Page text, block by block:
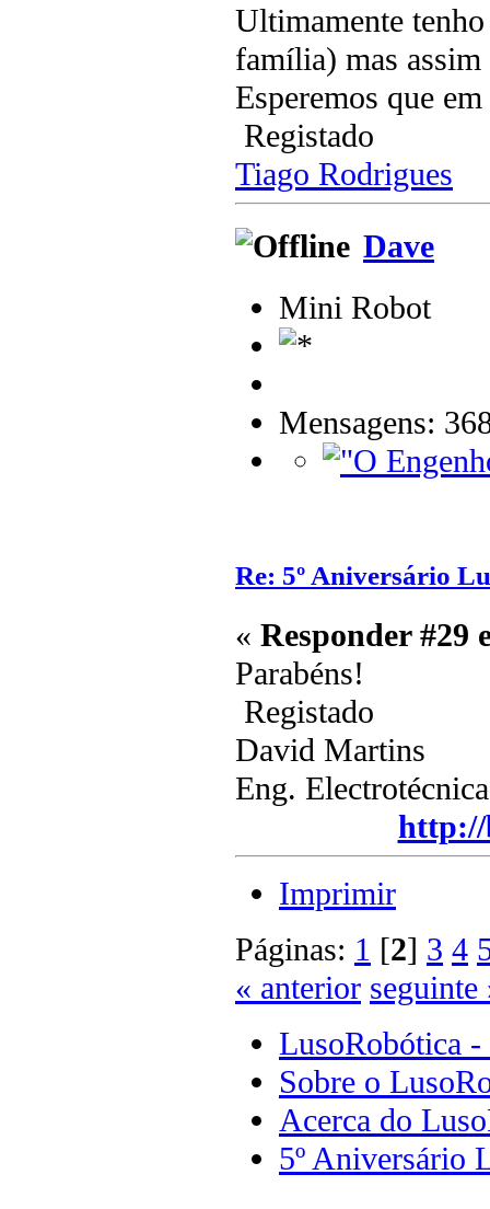
Ultimamente
família) mas
Esperemos que
Registado
Tiago Rodrigues
Dave
Mini Robot
Mensagens:
Re: 5º Aniversário
« Responder #29
Parabéns!
Registado
David Martins
Eng.
http://
Imprimir
Páginas: 1 [2] 3 4
« anterior seguinte
LusoRobótica -
Sobre o
Acerca do
5º Aniversário